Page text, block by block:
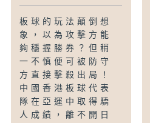
板球的玩法顛倒想
象，以為攻擊方能
夠穩握勝券？但稍
一不慎便可被防守
方直接擊殺出局！
中國香港板球代表
隊在亞運中取得驕
人成績，離不開日